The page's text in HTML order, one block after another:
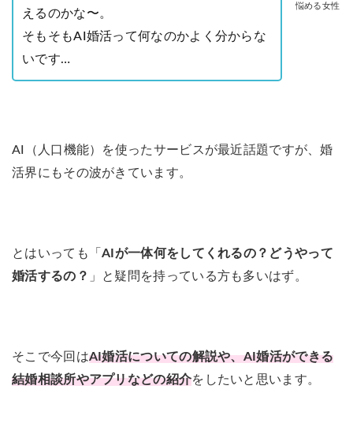
悩める女性
えるのかな〜。
そもそもAI婚活って何なのかよく分からな
いです…
AI（人口機能）を使ったサービスが最近話題ですが、婚
活界にもその波がきています。
とはいっても「AIが一体何をしてくれるの？どうやって
婚活するの？ 」と疑問を持っている方も多いはず。
そこで今回はAI婚活についての解説や、AI婚活ができる
結婚相談所やアプリなどの紹介をしたいと思います。